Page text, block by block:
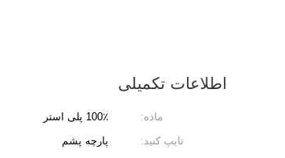
اطلاعات تکمیلی
ماده: 100٪ پلی استر
تایپ کنید:
پارچه پشم